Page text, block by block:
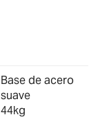
Base de acero
suave
44kg